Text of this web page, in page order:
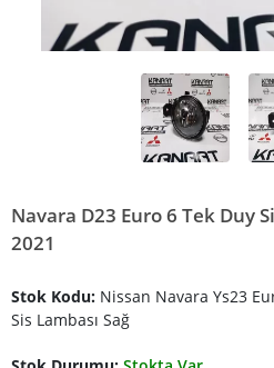
Navara D23 Euro 6 Tek Duy
2021
Stok Kodu: Nissan Navara Ys23
Sis Lambası Sağ